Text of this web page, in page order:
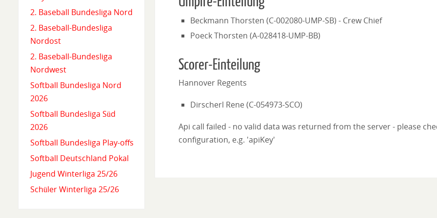
Beckmann Thorsten (C-002080-UMP-SB) - Crew Chief
Poeck Thorsten (A-028418-UMP-BB)
Scorer-Einteilung
Hannover Regents
Dirscherl Rene (C-054973-SCO)
Api call failed - no valid data was returned from the server - please
configuration, e.g. 'apiKey'
2. Baseball Bundesliga Nord
2. Baseball-Bundesliga
Nordost
2. Baseball-Bundesliga
Nordwest
Softball Bundesliga Nord
2026
Softball Bundesliga Süd
2026
Softball Bundesliga Play-offs
Softball Deutschland Pokal
Jugend Winterliga 25/26
Schüler Winterliga 25/26